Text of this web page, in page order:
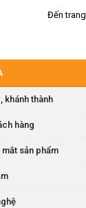
Đến trang
khánh thành
hàng
sản phẩm